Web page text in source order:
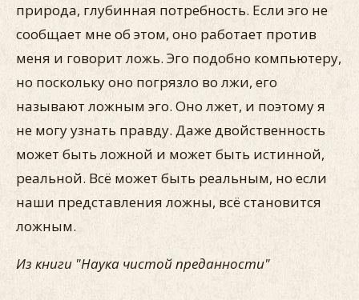
природа, глубинная потребность. Если эго не
сообщает мне об этом, оно работает против
меня и говорит ложь. Эго подобно компьютеру,
но поскольку оно погрязло во лжи, его
называют ложным эго. Оно лжет, и поэтому я
не могу узнать правду. Даже двойственность
может быть ложной и может быть истинной,
реальной. Всё может быть реальным, но если
наши представления ложны, всё становится
ложным.
Из книги "Наука чистой преданности"